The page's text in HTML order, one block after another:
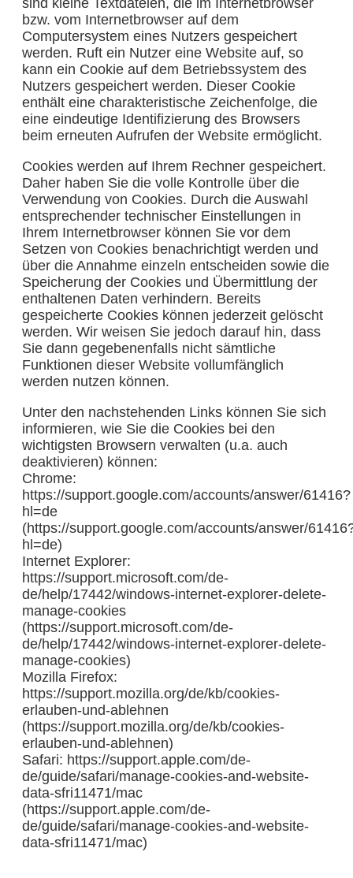
bzw. vom Internetbrowser auf dem
Computersystem eines Nutzers gespeichert
werden. Ruft ein Nutzer eine Website auf, so
kann ein Cookie auf dem Betriebssystem des
Nutzers gespeichert werden. Dieser Cookie
enthält eine charakteristische Zeichenfolge, die
eine eindeutige Identifizierung des Browsers
beim erneuten Aufrufen der Website ermöglicht.
Cookies werden auf Ihrem Rechner gespeichert.
Daher haben Sie die volle Kontrolle über die
Verwendung von Cookies. Durch die Auswahl
entsprechender technischer Einstellungen in
Ihrem Internetbrowser können Sie vor dem
Setzen von Cookies benachrichtigt werden und
über die Annahme einzeln entscheiden sowie die
Speicherung der Cookies und Übermittlung der
enthaltenen Daten verhindern. Bereits
gespeicherte Cookies können jederzeit gelöscht
werden. Wir weisen Sie jedoch darauf hin, dass
Sie dann gegebenenfalls nicht sämtliche
Funktionen dieser Website vollumfänglich
werden nutzen können.
Unter den nachstehenden Links können Sie sich
informieren, wie Sie die Cookies bei den
wichtigsten Browsern verwalten (u.a. auch
deaktivieren) können:
Chrome:
https://support.google.com/accounts/answer/61416?
hl=de
(https://support.google.com/accounts/answer/
hl=de)
Internet Explorer:
https://support.microsoft.com/de-
de/help/17442/windows-internet-explorer-delete-
manage-cookies
(https://support.microsoft.com/de-
de/help/17442/windows-internet-explorer-delete-
manage-cookies)
Mozilla Firefox:
https://support.mozilla.org/de/kb/cookies-
erlauben-und-ablehnen
(https://support.mozilla.org/de/kb/cookies-
erlauben-und-ablehnen)
Safari: https://support.apple.com/de-
de/guide/safari/manage-cookies-and-website-
data-sfri11471/mac
(https://support.apple.com/de-
de/guide/safari/manage-cookies-and-website-
data-sfri11471/mac)